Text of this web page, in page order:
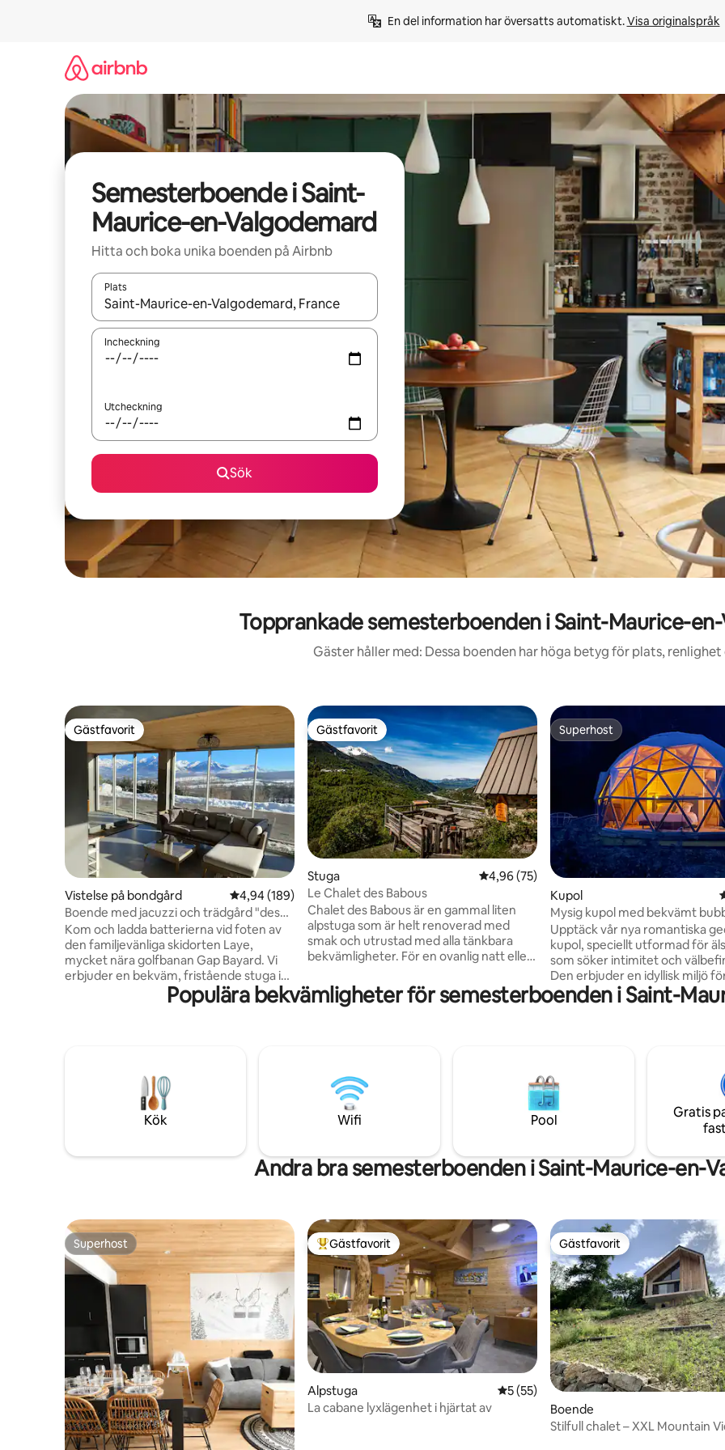
En del information har översatts automatiskt. Visa originalspråk
Semesterboende i Saint-
Maurice-en-Valgodemard
Hitta och boka unika boenden på Airbnb
Plats
När resultaten är tillgängliga kan du navigera med upp- och nedåtpilarna eller utforska genom att trycka eller svepa.
Incheckning
Utcheckning
Sök
Topprankade semesterboenden i Saint-Maurice-
Gäster håller med: Dessa boenden har höga betyg för plats, renlighet
Gästfavorit
Gästfavorit
Vistelse på bondgård 4,94 av 5 i genomsnittligt betyg, 189 omdömen
4,94 (189)
Boende med jacuzzi och trädgård "des
grands prés"
Kom och ladda batterierna vid foten av
den familjevänliga skidorten Laye,
mycket nära golfbanan Gap Bayard. Vi
erbjuder en bekväm, fristående stuga i
en våning på nästan 90 m², med
bubbelpool och magnifik utsikt över
ett trevligt, söderläge utomhusområde
med en skuggad terrass, en grön yta,
lekar för barn och parkeringsplatser.
Gästfavorit
Gästfavorit
Stuga 4,96 av 5 i genomsnittligt betyg, 75
4,96 (75)
Le Chalet des Babous
Chalet des Babous är en gammal liten
alpstuga som är helt renoverad med
smak och utrustad med alla tänkbara
bekvämligheter. För en ovanlig natt eller
och autentiska plats att uppfylla dina
förväntningar. Dess privilegierade och
garanterad Tillgång till fots (15 minuters
promenad)
Superhost
Superhost
Kupol
Mysig kupol med bekvämt
Upptäck vår nya romantiska
kupol, speciellt utformad för
som söker intimitet och
Den erbjuder en idyllisk miljö
speciella stunder. Föreställ dig
halvtransparent kupol, där det
ögonblick av avkoppling.
ett praktiskt kök kan du laga
måltider att njuta av
Populära bekvämligheter för semesterboenden i Saint-
Kök Wifi Pool
Gratis
Andra bra semesterboenden i Saint-Maurice-en-
Superhost
Superhost Populär gästfavorit
Gästfavorit
Alpstuga 5 av 5 i genomsnittligt betyg, 55
5 (55)
La cabane lyxlägenhet i hjärtat av
Gästfavorit
Gästfavorit
Boende
Stilfull chalet – XXL Mountain